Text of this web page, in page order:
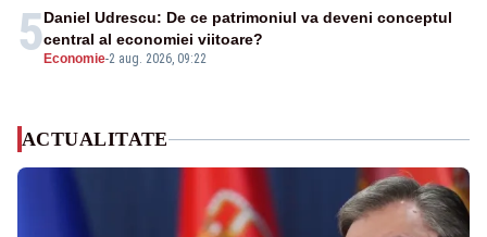
5 Economie-2 aug. 2026, 09:22
Daniel Udrescu: De ce patrimoniul va deveni conceptul
central al economiei viitoare?
ACTUALITATE